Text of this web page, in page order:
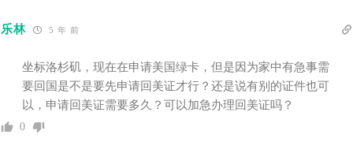
乐林 5 年 前
坐标洛杉矶，现在在申请美国绿卡，但是因为家中有急事需
要回国是不是要先申请回美证才行？还是说有别的证件也可
以，申请回美证需要多久？可以加急办理回美证吗？
0